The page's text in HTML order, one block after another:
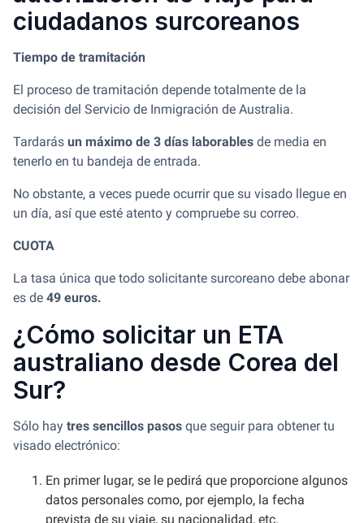
ciudadanos surcoreanos
Tiempo de tramitación
El proceso de tramitación depende totalmente de la
decisión del Servicio de Inmigración de Australia.
Tardarás un máximo de 3 días laborables de media en
tenerlo en tu bandeja de entrada.
No obstante, a veces puede ocurrir que su visado llegue en
un día, así que esté atento y compruebe su correo.
CUOTA
La tasa única que todo solicitante surcoreano debe abonar
es de 49 euros.
¿Cómo solicitar un ETA
australiano desde Corea del
Sur?
Sólo hay tres sencillos pasos que seguir para obtener tu
visado electrónico:
En primer lugar, se le pedirá que proporcione algunos
datos personales como, por ejemplo, la fecha
prevista de su viaje, su nacionalidad, etc.